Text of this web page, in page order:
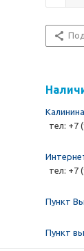
тел: +7
тел: +7
Пункт
Пункт